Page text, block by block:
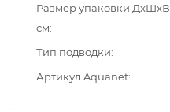
Размер упаковки ДxШxВ,
см
Тип подводки
Артикул Aquanet